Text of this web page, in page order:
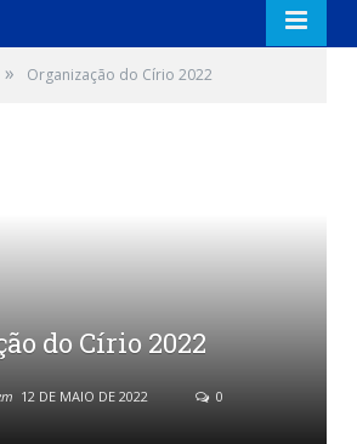
» Organização do Círio 2022
do Círio 2022
12 DE MAIO DE 2022
0